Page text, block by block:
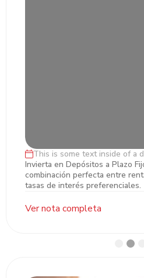
Inversiones en Plazo Fijo
This is some text inside of a
Invierta en Depósitos a Plazo
combinación perfecta entre
tasas de interés preferenciales.
Ver nota completa